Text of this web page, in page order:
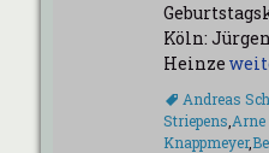
Köln:
Heinze
Schlagworte
Andreas
Striepens Arne
Knappmeyer,